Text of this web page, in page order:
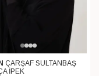
ÇARŞAF SULTANBAŞ
İPEK